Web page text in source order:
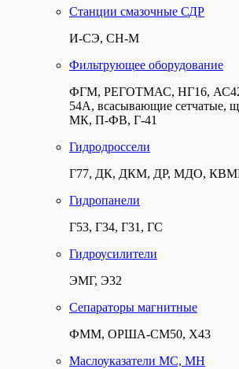
Станции смазочные СДР
И-СЭ, СН-М
Фильтрующее оборудование
ФГМ, РЕГОТМАС, НГ16,
54А, всасывающие сетчатые,
МК, П-ФВ, Г-41
Гидродроссели
Г77, ДК, ДКМ, ДР, МДО,
Гидропанели
Г53, Г34, Г31, ГС
Гидроусилители
ЭМГ, Э32
Сепараторы магнитные
ФММ, ОРША-СМ50, Х43
Маслоуказатели МС, МН